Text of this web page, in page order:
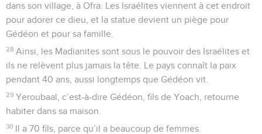
dans son village, à Ofra. Les Israélites viennent à cet endroit
pour adorer ce dieu, et la statue devient un piège pour
Gédéon et pour sa famille.
28 Ainsi, les Madianites sont sous le pouvoir des Israélites et
ils ne relèvent plus jamais la tête. Le pays connaît la paix
pendant 40 ans, aussi longtemps que Gédéon vit.
29 Yeroubaal, c’est-à-dire Gédéon, fils de Yoach, retourne
habiter dans sa maison.
30 Il a 70 fils, parce qu’il a beaucoup de femmes.